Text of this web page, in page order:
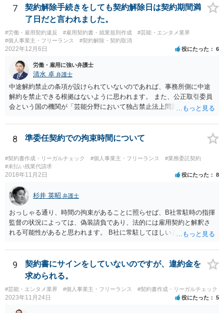
がありますので、正式に弁護士に相談することも検討された方がよい
と思います。
応じないという姿勢をとることができるため、スタッフの方の負担軽
減を図れると思います。 大変な状況かと思いますが、ご参考になりま
7
契約解除手続きをしても契約解除日は契約期間満
了日だと言われました。
#労働・雇用契約違反 #雇用契約書・就業規則作成
#芸能・エンタメ業界
#個人事業主・フリーランス
#契約解除・契約取消
2022年12月6日 役にたった 6
労働・雇用に強い弁護士
清水 卓 弁護士
中途解約禁止の条項が設けられていないのであれば、事務所側に中途
解約を禁止できる根拠はないように思われます。 また、公正取引委員
会という国の機関が「芸能分野において独占禁止法上問題となり得る
活動を⾏えない旨の義務を課し，⼜は移籍・独⽴した場合には芸能活
動を妨害する旨⽰唆して，移籍・独⽴を諦めさせること（優越的地位
る可能性があり、あなたのケースでも、独占禁止法上問題となり得ま
す。 ただし、「※これら⾏為が実際に独占禁⽌法違反となるかどうか
は，具体的態様に照らして個別に判断されることとなる。例えば，優
越的地位の濫⽤に関して，不当に不利益を与えるか否かは，課される
義務等の内容や期間が⽬的に照らして過⼤であるか，与える不利益の
程度，代償措置の有無やその⽔準，あらかじめ⼗分な協議が⾏われた
か等を考慮の上，個別具体的に判断される」という指摘もなされてい
るので、ご事案に応じ、挙げられている事情を具体的に検討して行く
必要があります。 なお、退所等で事務所側と揉めるようであれば、弁
組」（令和元年９月２５日 公正取引委員会）６頁 https://www.jftc.g
o.jp/houdou/kouenkai/190925kondan_file/siryou2.pdf
8 準委任契約での拘束時間について
#契約書作成・リーガルチェック #個人事業主・フリーランス
#業務委託契約
#未払い残業代請求
2018年11月2日 役にたった 8
杉井 英昭 弁護士
おっしゃる通り、時間の拘束があることに照らせば、B社常駐時の指揮
監督の状況によっては、偽装請負であり、法的には雇用契約と解釈さ
れる可能性があると思われます。 B社に常駐してほしいと先方が求め
ば、折衷的な提案として、「突発的な質問に対応できるように、基本
的には１０時〜１９時はできるだけB社にいるよう努力はします。た
だ、他の仕事もありますので、必ずその条件を守れるとは限りません
し、B社常駐時であっても本件以外の仕事もさせてもらうことになりま
す。」というものが考えられます。 その提案すら断られるようであれ
ば、ちょっと危険な会社だというシグナルと考えるべきでしょう。
9
契約書にサインをしていないのですが、違約金を
求められる。
#芸能・エンタメ業界 #個人事業主・フリーランス #契約書作成・リーガルチェック
2023年11月24日 役にたった 5